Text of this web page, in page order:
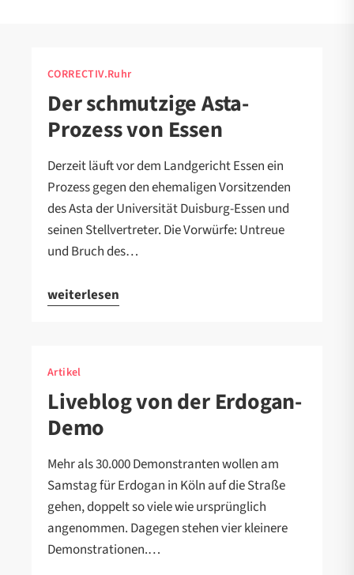
CORRECTIV.Ruhr
Der schmutzige Asta-
Prozess von Essen
Derzeit läuft vor dem Landgericht Essen ein
Prozess gegen den ehemaligen Vorsitzenden
des Asta der Universität Duisburg-Essen und
seinen Stellvertreter. Die Vorwürfe: Untreue
und Bruch des…
weiterlesen
Artikel
Liveblog von der Erdogan-
Demo
Mehr als 30.000 Demonstranten wollen am
Samstag für Erdogan in Köln auf die Straße
gehen, doppelt so viele wie ursprünglich
angenommen. Dagegen stehen vier kleinere
Demonstrationen.…